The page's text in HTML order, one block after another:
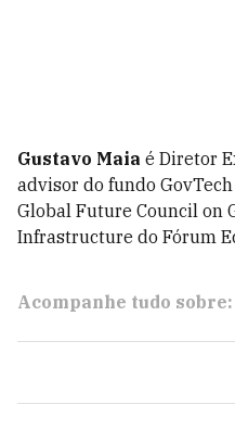
Gustavo Maia é Diretor
advisor do fundo
Global Future Council on
Infrastructure do Fórum
Acompanhe tudo sobre: